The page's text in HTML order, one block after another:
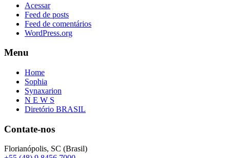
Acessar
Feed de posts
Feed de comentários
WordPress.org
Menu
Home
Sophia
Synaxarion
N E W S
Diretório BRASIL
Contate-nos
Florianópolis, SC (Brasil)